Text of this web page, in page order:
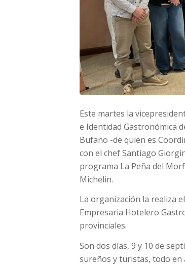
Este martes la
e Identidad Gastronómica
Bufano -de quien es
con el chef Santiago
programa La Peña del
Michelin.
La organización la realiza
Empresaria Hotelero
provinciales.
Son dos días, 9 y 10 de
sureños y turistas, todo en